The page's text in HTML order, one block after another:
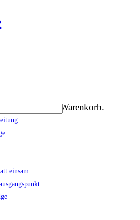
einsam
Produkte im Warenkorb.